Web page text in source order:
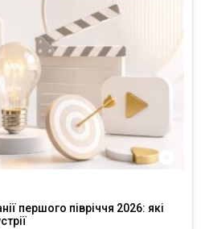
першого півріччя 2026: які